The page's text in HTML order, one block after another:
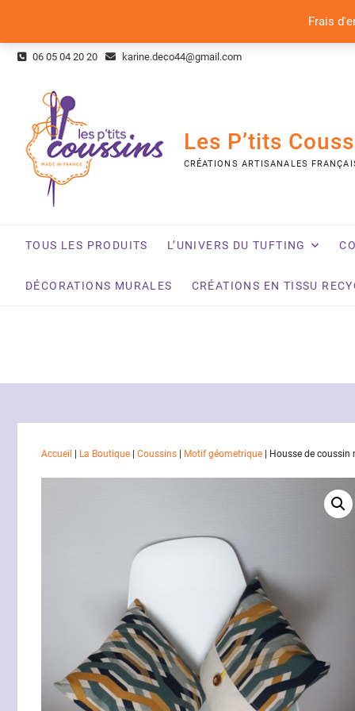
Frais
Skip
06 05 04 20 20 karine.deco44@gmail.com
Les P’tits
CRÉATIONS ARTISANALES
TOUS LES PRODUITS L’UNIVERS DU TUFTING
DÉCORATIONS MURALES CRÉATIONS EN TISSU
Accueil La Boutique Coussins Motif géometrique Housse de